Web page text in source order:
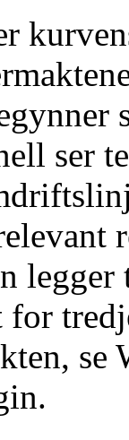
ser
for
se